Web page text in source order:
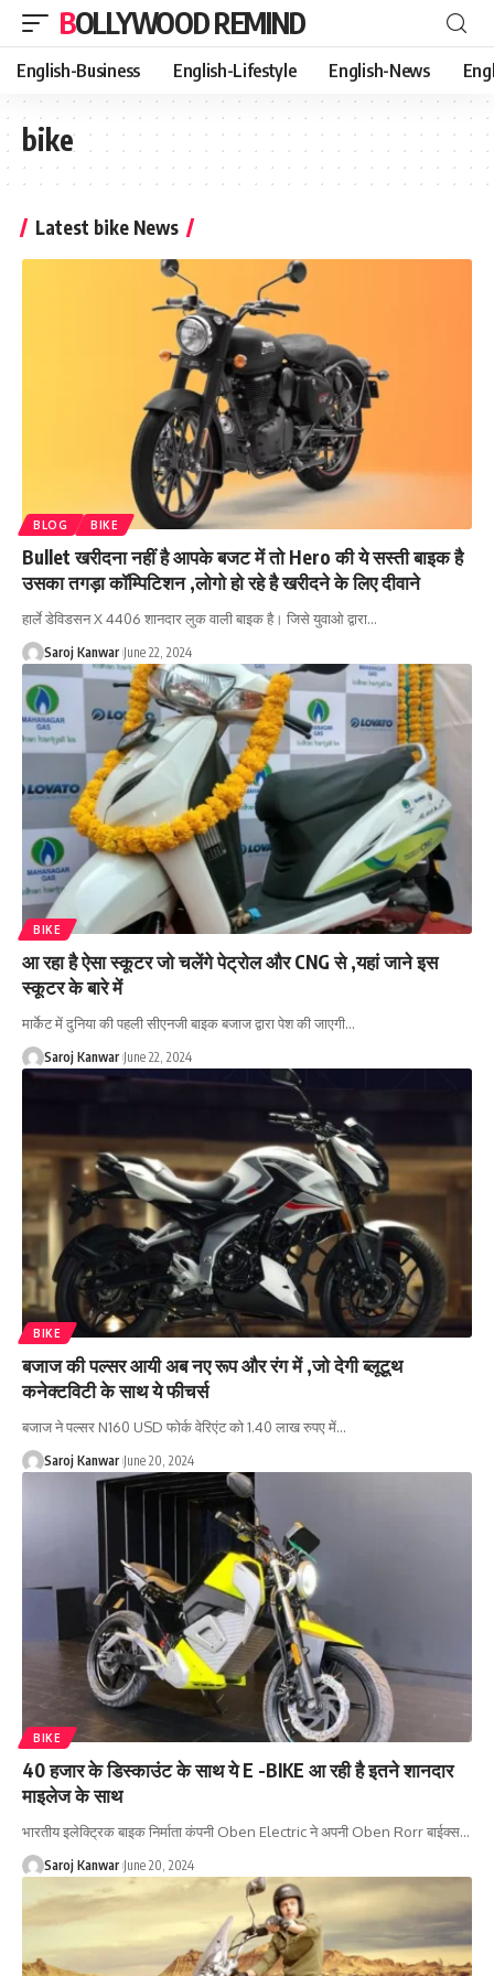
BOLLYWOOD REMIND
English-Business English-Lifestyle English-News
bike
Latest bike News
BLOG BIKE
Bullet खरीदना नहीं है आपके बजट में तो Hero की ये सस्ती बाइक है
उसका तगड़ा कॉम्पिटिशन ,लोगो हो रहे है खरीदने के लिए दीवाने
हार्ले डेविडसन X 4406 शानदार लुक वाली बाइक है। जिसे युवाओ द्वारा…
Saroj Kanwar June 22, 2024
BIKE
आ रहा है ऐसा स्कूटर जो चलेंगे पेट्रोल और CNG से ,यहां जाने इस
स्कूटर के बारे में
मार्केट में दुनिया की पहली सीएनजी बाइक बजाज द्वारा पेश की जाएगी…
Saroj Kanwar June 22, 2024
BIKE
बजाज की पल्सर आयी अब नए रूप और रंग में ,जो देगी ब्लूटूथ
कनेक्टविटी के साथ ये फीचर्स
बजाज ने पल्सर N160 USD फोर्क वेरिएंट को 1.40 लाख रुपए में…
Saroj Kanwar June 20, 2024
BIKE
40 हजार के डिस्काउंट के साथ ये E -BIKE आ रही है इतने शानदार
माइलेज के साथ
भारतीय इलेक्ट्रिक बाइक निर्माता कंपनी Oben Electric ने अपनी Oben Rorr बाईक्स…
Saroj Kanwar June 20, 2024